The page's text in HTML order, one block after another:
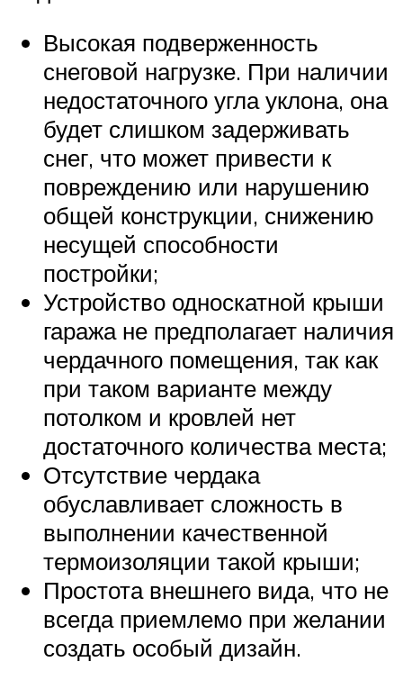
Высокая подверженность
снеговой нагрузке. При наличии
недостаточного угла уклона, она
будет слишком задерживать
снег, что может привести к
повреждению или нарушению
общей конструкции, снижению
несущей способности
постройки;
Устройство односкатной крыши
гаража не предполагает наличия
чердачного помещения, так как
при таком варианте между
потолком и кровлей нет
достаточного количества места;
Отсутствие чердака
обуславливает сложность в
выполнении качественной
термоизоляции такой крыши;
Простота внешнего вида, что не
всегда приемлемо при желании
создать особый дизайн.